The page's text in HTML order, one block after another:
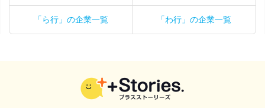
「ら行」の企業一覧 「わ行」の企業一覧